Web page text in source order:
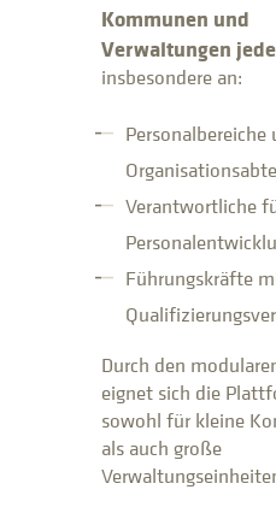
Kommunen und
Verwaltungen
insbesondere an:
Personalbereiche
Verantwortliche
Führungskräfte
Durch den
eignet sich die
sowohl für kleine
als auch große